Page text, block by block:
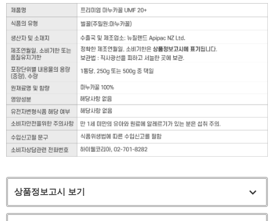
상품정보고시 보기